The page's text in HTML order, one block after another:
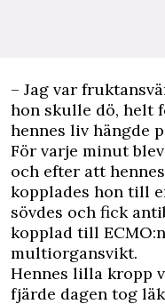
– Jag var
hon skulle dö, helt
hennes liv hängde
För varje minut
och efter att
kopplades hon till
sövdes och fick
kopplad till
multiorgansvikt.
Hennes lilla kropp
fjärde dagen tog